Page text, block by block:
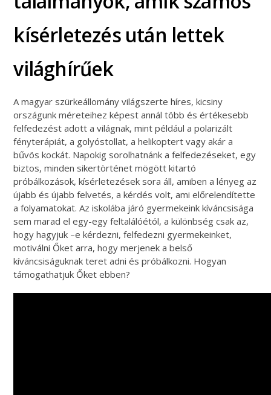
kísérletezés után lettek
világhírűek
A magyar szürkeállomány világszerte híres, kicsiny
országunk méreteihez képest annál több és értékesebb
felfedezést adott a világnak, mint például a polarizált
fényterápiát, a golyóstollat, a helikoptert vagy akár a
bűvös kockát. Napokig sorolhatnánk a felfedezéseket, egy
biztos, minden sikertörténet mögött kitartó
próbálkozások, kísérletezések sora áll, amiben a lényeg az
újabb és újabb felvetés, a kérdés volt, ami előrelendítette
a folyamatokat. Az iskolába járó gyermekeink kíváncsisága
sem marad el egy-egy feltalálóétól, a különbség csak az,
hogy hagyjuk –e kérdezni, felfedezni gyermekeinket,
motiválni Őket arra, hogy merjenek a belső
kíváncsiságuknak teret adni és próbálkozni. Hogyan
támogathatjuk Őket ebben?